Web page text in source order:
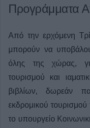
Προγράμματα
Από την ερχόμενη
μπορούν να
όλης της χώρας,
τουρισμού και
βιβλίων, δωρεάν
εκδρομικού
το υπουργείο